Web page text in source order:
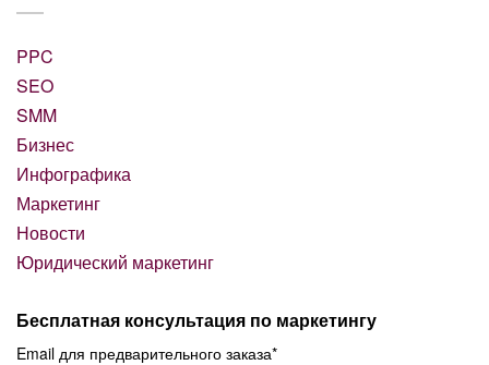
PPC
SEO
SMM
Бизнес
Инфографика
Маркетинг
Новости
Юридический маркетинг
Бесплатная консультация по маркетингу
Email для предварительного заказа*